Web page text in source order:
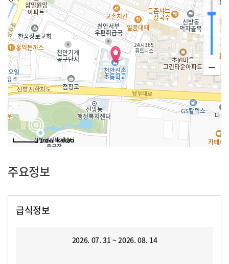
100m
주요정보
급식정보
2026. 07. 31 ~ 2026. 08. 14